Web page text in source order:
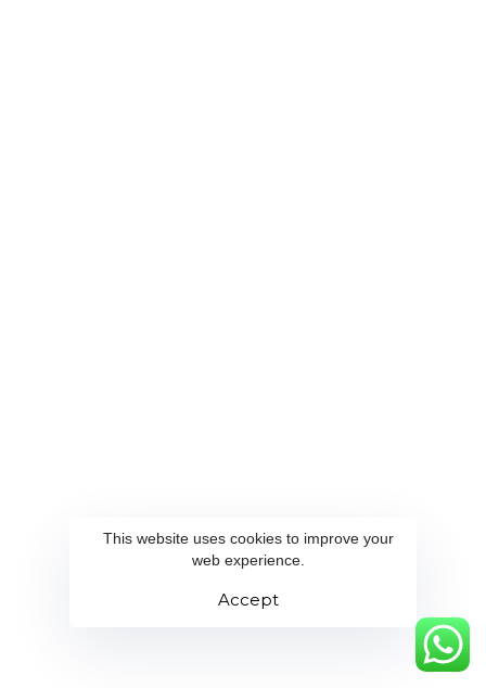
This website uses cookies to improve your
web experience.
Accept